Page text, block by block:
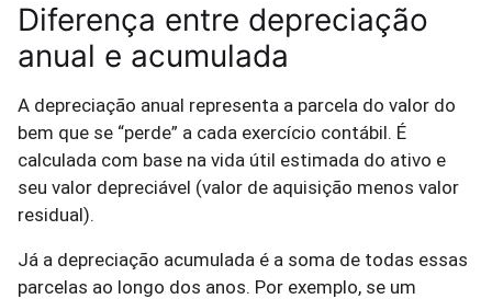
Diferença entre depreciação
anual e acumulada
A depreciação anual representa a parcela do valor do
bem que se “perde” a cada exercício contábil. É
calculada com base na vida útil estimada do ativo e
seu valor depreciável (valor de aquisição menos valor
residual).
Já a depreciação acumulada é a soma de todas essas
parcelas ao longo dos anos. Por exemplo, se um